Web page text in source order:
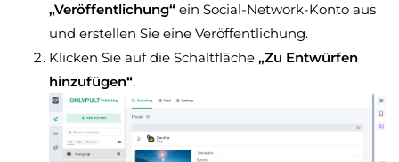
„Veröffentlichung“ ein Social-Network-Konto aus
und erstellen Sie eine Veröffentlichung.
Klicken Sie auf die Schaltfläche „Zu Entwürfen
hinzufügen“.